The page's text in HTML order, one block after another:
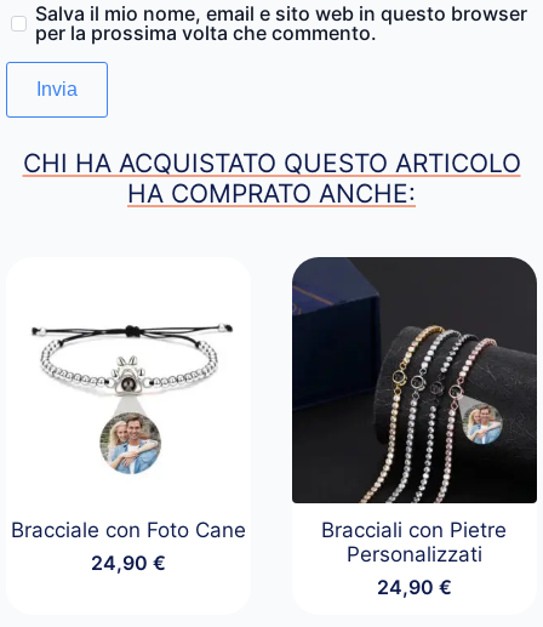
Salva il mio nome, email e sito web in questo browser
per la prossima volta che commento.
CHI HA ACQUISTATO QUESTO ARTICOLO
HA COMPRATO ANCHE:
Bracciale con Foto Cane
24,90€
Bracciali con Pietre
Personalizzati
24,90 €